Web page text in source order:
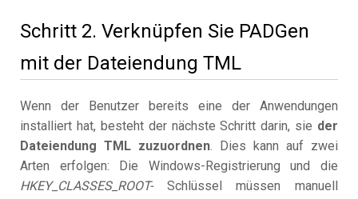
Schritt 2. Verknüpfen Sie PADGen
mit der Dateiendung TML
Wenn der Benutzer bereits eine der Anwendungen
installiert hat, besteht der nächste Schritt darin, sie der
Dateiendung TML zuzuordnen. Dies kann auf zwei
Arten erfolgen: Die Windows-Registrierung und die
HKEY_CLASSES_ROOT-Schlüssel müssen manuell